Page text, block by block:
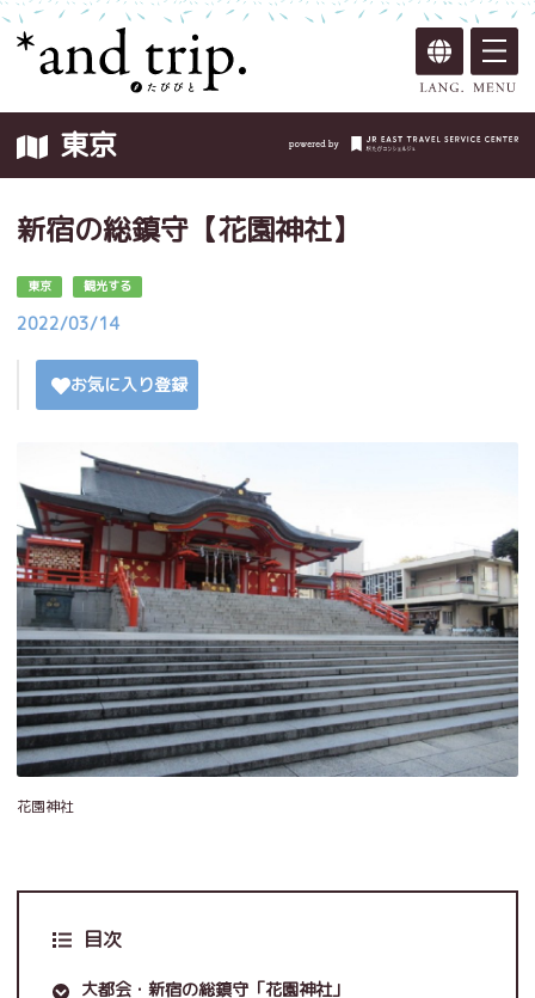
東京
新宿の総鎮守【花園神社】
東京 観光する
2022/03/14
お気に入り登録
花園神社
目次
大都会・新宿の総鎮守「花園神社」